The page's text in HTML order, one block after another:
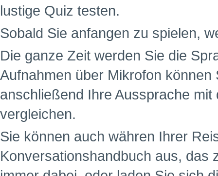
lustige Quiz testen.
Sobald Sie anfangen zu spielen,
Die ganze Zeit werden Sie die
Aufnahmen über Mikrofon
anschließend Ihre Aussprache
vergleichen.
Sie können auch währen Ihrer
Konversationshandbuch aus, das